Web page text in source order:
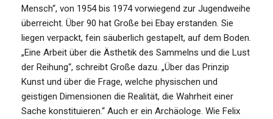
Mensch“, von 1954 bis 1974 vorwiegend zur Jugendweihe
überreicht. Über 90 hat Große bei Ebay erstanden. Sie
liegen verpackt, fein säuberlich gestapelt, auf dem Boden.
„Eine Arbeit über die Ästhetik des Sammelns und die Lust
der Reihung“, schreibt Große dazu. „Über das Prinzip
Kunst und über die Frage, welche physischen und
geistigen Dimensionen die Realität, die Wahrheit einer
Sache konstituieren.“ Auch er ein Archäologe. Wie Felix